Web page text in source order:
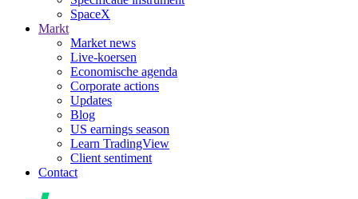
SpaceX
Markt
Market news
Live-koersen
Economische agenda
Corporate actions
Updates
Blog
US earnings season
Learn TradingView
Client sentiment
Contact